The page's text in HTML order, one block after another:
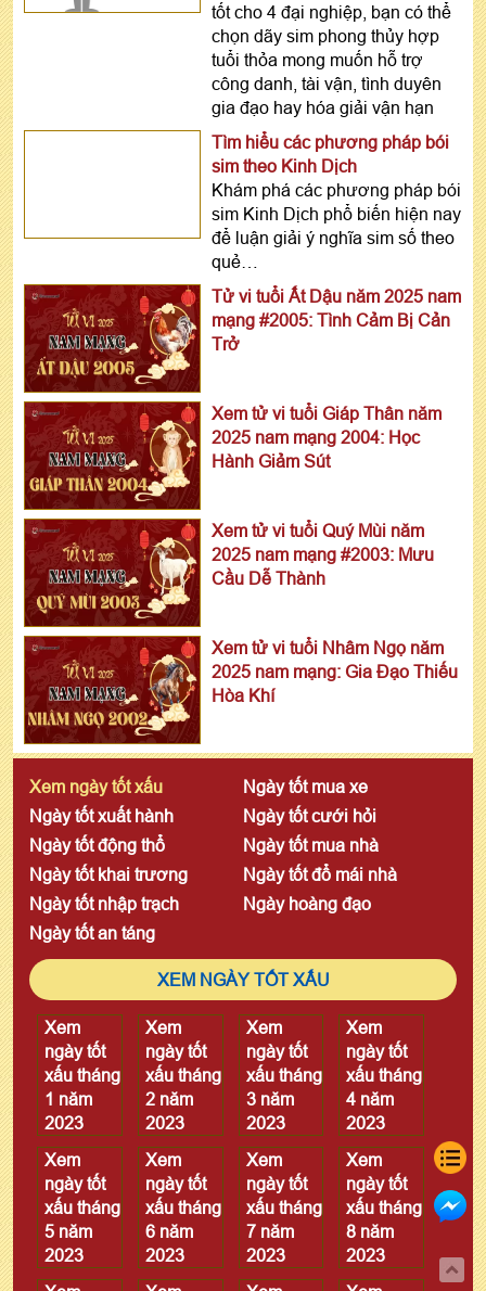
tốt cho 4 đại nghiệp, bạn có thể
chọn dãy sim phong thủy hợp
tuổi thỏa mong muốn hỗ trợ
công danh, tài vận, tình duyên
gia đạo hay hóa giải vận hạn
Tìm hiểu các phương pháp bói
sim theo Kinh Dịch
Khám phá các phương pháp bói
sim Kinh Dịch phổ biến hiện nay
để luận giải ý nghĩa sim số theo
quẻ…
Tử vi tuổi Ất Dậu năm 2025 nam
mạng #2005: Tình Cảm Bị Cản
Trở
Xem tử vi tuổi Giáp Thân năm
2025 nam mạng 2004: Học
Hành Giảm Sút
Xem tử vi tuổi Quý Mùi năm
2025 nam mạng #2003: Mưu
Cầu Dễ Thành
Xem tử vi tuổi Nhâm Ngọ năm
2025 nam mạng: Gia Đạo Thiếu
Hòa Khí
Xem ngày tốt xấu
Ngày tốt mua xe
Ngày tốt xuất hành
Ngày tốt cưới hỏi
Ngày tốt động thổ
Ngày tốt mua nhà
Ngày tốt khai trương
Ngày tốt đổ mái nhà
Ngày tốt nhập trạch
Ngày hoàng đạo
Ngày tốt an táng
XEM NGÀY TỐT XẤU
Xem
ngày tốt
xấu tháng
1 năm
2023
Xem
ngày tốt
xấu tháng
2 năm
2023
Xem
ngày tốt
xấu tháng
3 năm
2023
Xem
ngày tốt
xấu tháng
4 năm
2023
Xem
ngày tốt
xấu tháng
5 năm
2023
Xem
ngày tốt
xấu tháng
6 năm
2023
Xem
ngày tốt
xấu tháng
7 năm
2023
Xem
ngày tốt
xấu tháng
8 năm
2023